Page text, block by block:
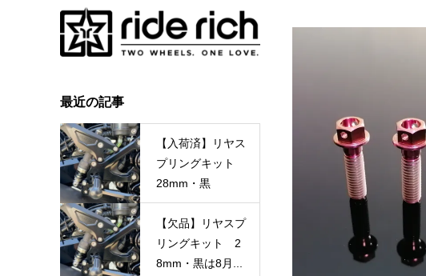
帯:
最近の記事
【入荷済】リヤス
プリングキット
28mm・黒
【欠品】リヤスプ
リングキット 2
8mm・黒は8月...